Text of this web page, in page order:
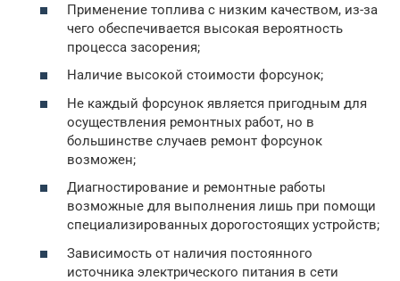
Применение топлива с низким качеством, из-за
чего обеспечивается высокая вероятность
процесса засорения;
Наличие высокой стоимости форсунок;
Не каждый форсунок является пригодным для
осуществления ремонтных работ, но в
большинстве случаев ремонт форсунок
возможен;
Диагностирование и ремонтные работы
возможные для выполнения лишь при помощи
специализированных дорогостоящих устройств;
Зависимость от наличия постоянного
источника электрического питания в сети